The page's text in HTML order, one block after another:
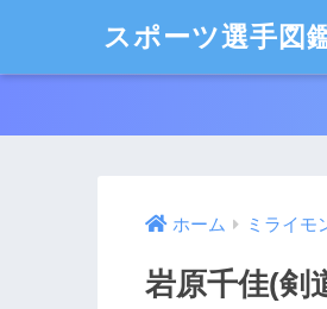
スポーツ選手図
ホーム ミライモ
岩原千佳(剣